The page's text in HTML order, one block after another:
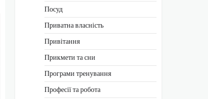
Посуд
Приватна власність
Привітання
Прикмети та сни
Програми тренування
Професії та робота